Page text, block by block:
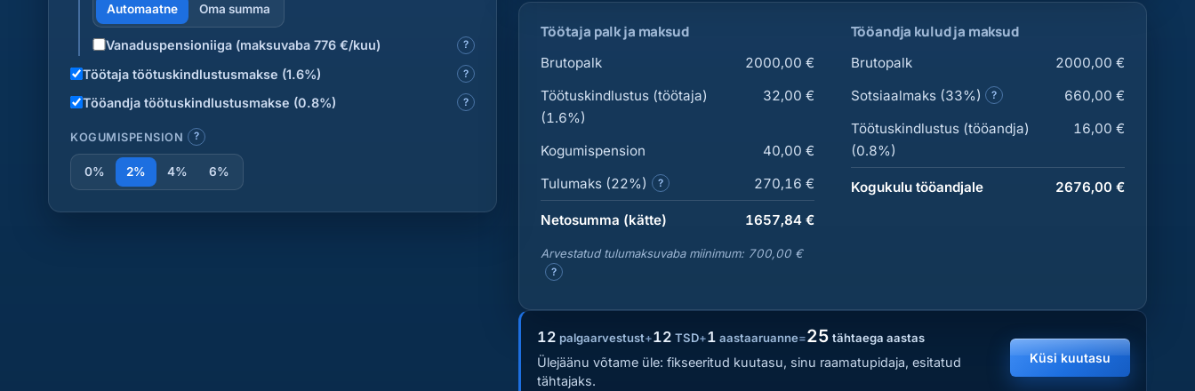
Automaatne Oma summa
Vanaduspensioniiga (maksuvaba 776 €/kuu) ?
Töötaja töötuskindlustusmakse (1.6%) ?
Tööandja töötuskindlustusmakse (0.8%) ?
KOGUMISPENSION ?
0% 2% 4% 6%
Töötaja palk ja maksud
Brutopalk
2000,00 €
Töötuskindlustus (töötaja)
(1.6%)
32,00 €
Kogumispension
40,00 €
Tulumaks (22%)
? 270,16 €
Netosumma (kätte) 1657,84 €
Arvestatud tulumaksuvaba miinimum: 700,00 €
?
Tööandja kulud ja maksud
Brutopalk
2000,00 €
Sotsiaalmaks (33%)
?
660,00 €
Töötuskindlustus (tööandja)
(0.8%)
16,00 €
Kogukulu tööandjale 2676,00 €
12 palgaarvestust+12 TSD+1 aastaaruanne=25 tähtaega aastas
Ülejäänu võtame üle: fikseeritud kuutasu, sinu raamatupidaja, esitatud
tähtajaks.
Küsi kuutasu